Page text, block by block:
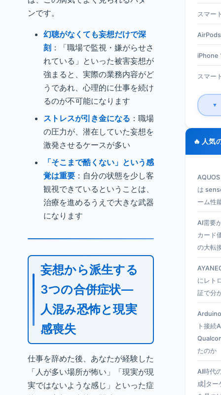
ンです。
幻聴がなくても妄想だけで深
刻 ：「職場で監視・嫌がらせさ
れている」といった被害妄想が
強まると、実際の業務内容がど
うであれ、心理的に仕事を続け
るのが不可能になります
ストレスが引き金になる ：職場
の圧力が、潜在していた妄想を
激発させるケースが多い
「そこまで酷くない」という感
覚は重要 ：自分の状態を少し客
観視できているということは、
治療を進めるうえで大きな武器
になります
妄想から派生する
3つの合併症状—
人混み恐怖と現実
感喪失
仕事を辞めた後、あなたが経験した
「人が多い場所が怖い」「現実が現
実ではないような感じ」といった症
スマー
iPhone
スマー
▼
🔥 人気
は
ーム性
AI需要
カード
の大転
にレト
証で分
ト接続
たのか
AI時代
成|ター